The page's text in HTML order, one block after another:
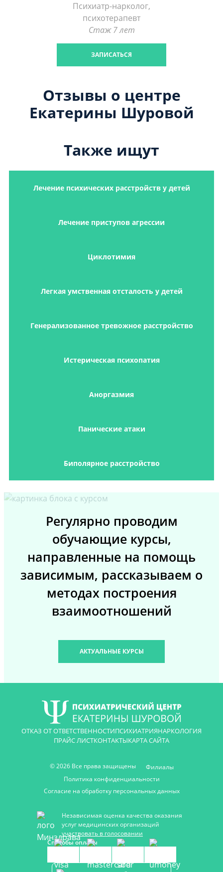
Психиатр-нарколог,
психотерапевт
Стаж 7 лет
ЗАПИСАТЬСЯ
Отзывы о центре
Екатерины Шуровой
Также ищут
Лечение психических расстройств у детей
Лечение приступов агрессии
Циклотимия
Легкая умственная отсталость у детей
Генерализованное тревожное расстройство
Истерическая психопатия
Аноргазмия
Панические атаки
Биполярное расстройство
Регулярно проводим
обучающие курсы,
направленные на помощь
зависимым, рассказываем о
методах построения
взаимоотношений
АКТУАЛЬНЫЕ КУРСЫ
ОТКАЗ ОТ ОТВЕТСТВЕННОСТИПСИХИАТРИЯНАРКОЛОГИЯ
ПРАЙС ЛИСТКОНТАКТЫКАРТА САЙТА
© 2026 Все права защищены
Филиалы
Политика конфиденциальности
Согласие на обработку персональных данных
Независимая оценка качества оказания
услуг медицинских организаций
участвовать в голосовании
Способы оплаты